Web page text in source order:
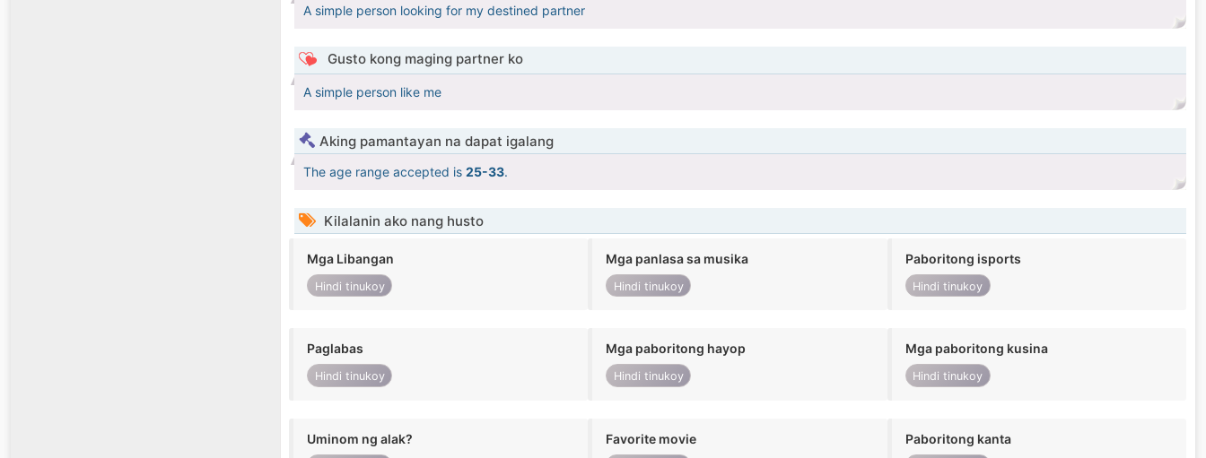
A simple person looking for my destined partner
Gusto kong maging partner ko
A simple person like me
Aking pamantayan na dapat igalang
The age range accepted is 25-33.
Kilalanin ako nang husto
Mga Libangan
Hindi tinukoy
Mga panlasa sa musika
Hindi tinukoy
Paboritong isports
Hindi tinukoy
Paglabas
Hindi tinukoy
Mga paboritong hayop
Hindi tinukoy
Mga paboritong kusina
Hindi tinukoy
Uminom ng alak? Favorite movie Paboritong kanta